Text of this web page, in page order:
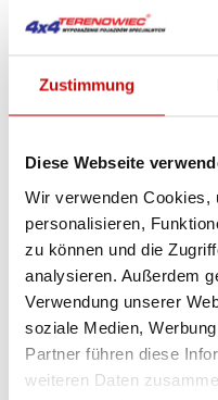
Zustimmung
Diese Webseite
Wir verwenden Cookies,
personalisieren,
zu können und die
analysieren. Außerdem
Verwendung unserer
soziale Medien,
Partner führen diese
weiteren Daten
Amortyzator 41mm
LC150 wersja 5